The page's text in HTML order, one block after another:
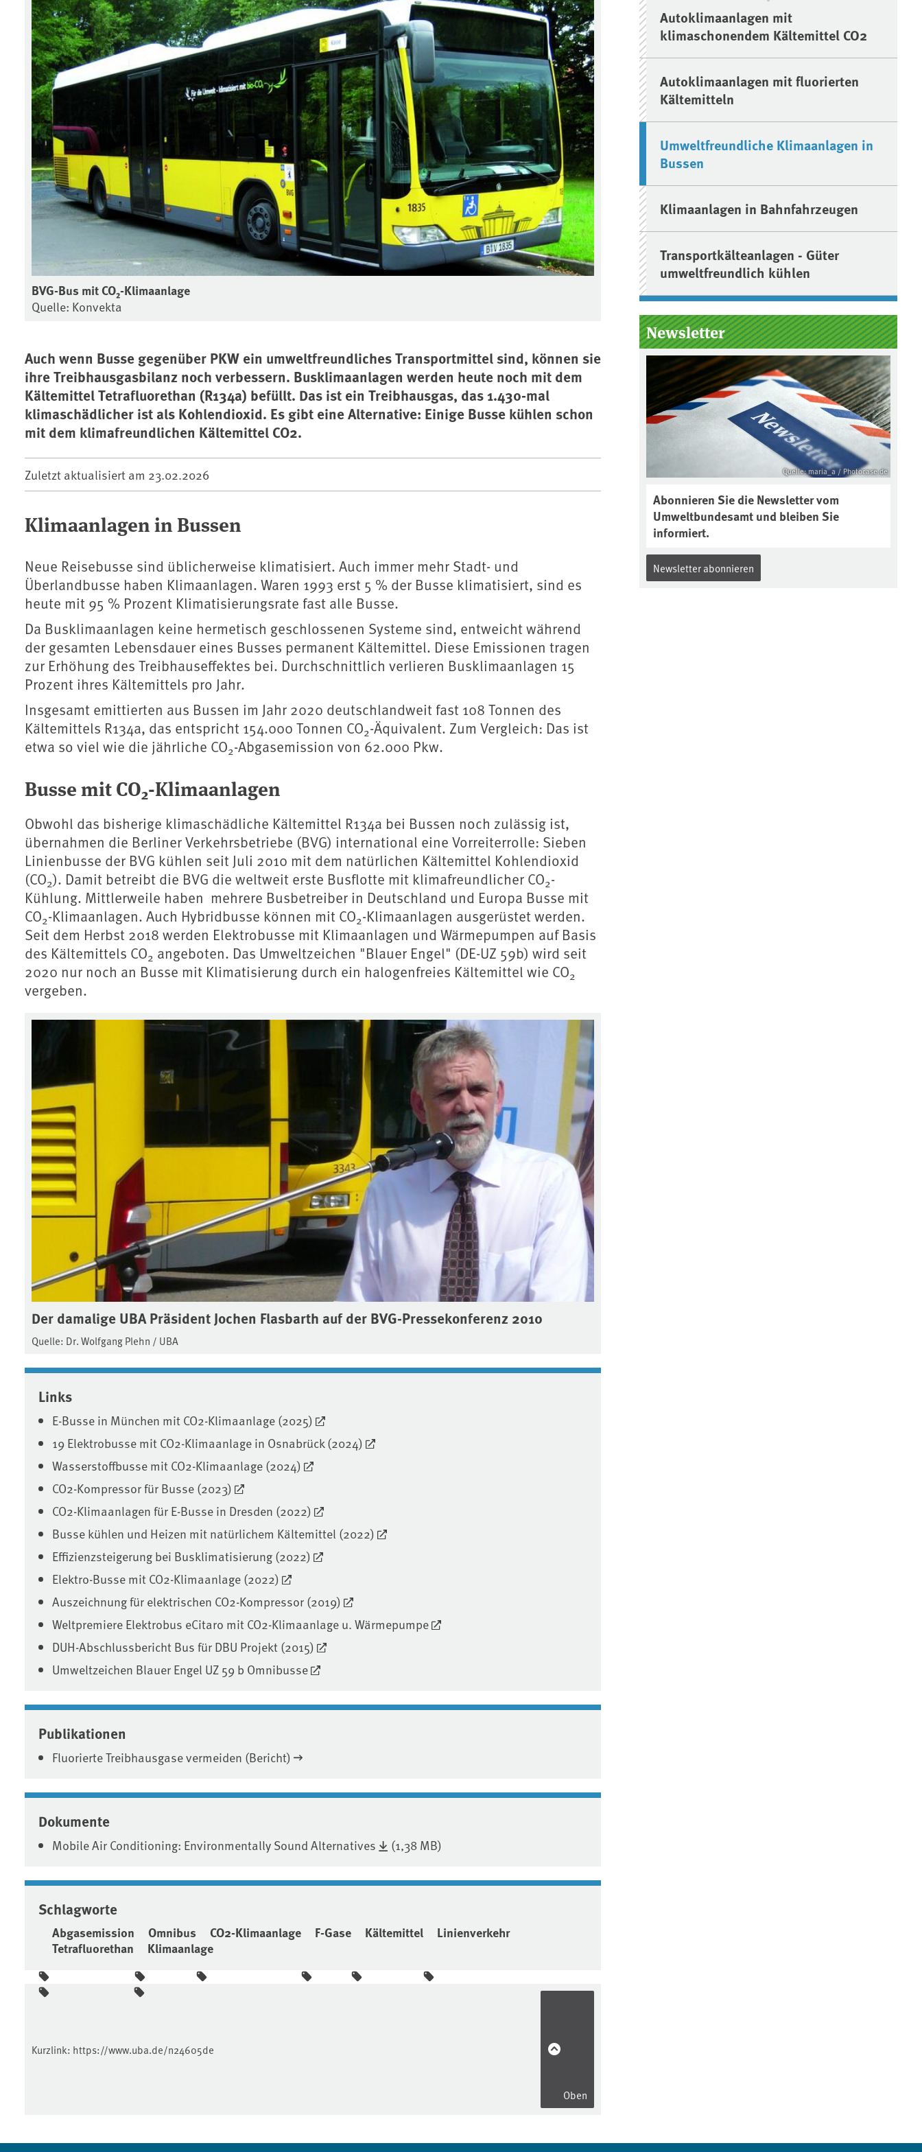
BVG-Bus mit CO₂-Klimaanlage
Quelle: Konvekta
Auch wenn Busse gegenüber PKW ein umweltfreundliches Transportmittel sind, können sie
ihre Treibhausgasbilanz noch verbessern. Busklimaanlagen werden heute noch mit dem
Kältemittel Tetrafluorethan (R134a) befüllt. Das ist ein Treibhausgas, das 1.430-mal
klimaschädlicher ist als Kohlendioxid. Es gibt eine Alternative: Einige Busse kühlen schon
mit dem klimafreundlichen Kältemittel CO2.
Zuletzt aktualisiert am 23.02.2026
Klimaanlagen in Bussen
Neue Reisebusse sind üblicherweise klimatisiert. Auch immer mehr Stadt- und
Überlandbusse haben Klimaanlagen. Waren 1993 erst 5 % der Busse klimatisiert, sind es
heute mit 95 % Prozent Klimatisierungsrate fast alle Busse.
Da Busklimaanlagen keine hermetisch geschlossenen Systeme sind, entweicht während
der gesamten Lebensdauer eines Busses permanent Kältemittel. Diese Emissionen tragen
zur Erhöhung des Treibhauseffektes bei. Durchschnittlich verlieren Busklimaanlagen 15
Prozent ihres Kältemittels pro Jahr.
Insgesamt emittierten aus Bussen im Jahr 2020 deutschlandweit fast 108 Tonnen des
Kältemittels R134a, das entspricht 154.000 Tonnen CO2-Äquivalent. Zum Vergleich: Das ist
etwa so viel wie die jährliche CO2-Abgasemission von 62.000 Pkw.
Busse mit CO2-Klimaanlagen
Obwohl das bisherige klimaschädliche Kältemittel R134a bei Bussen noch zulässig ist,
übernahmen die Berliner Verkehrsbetriebe (BVG) international eine Vorreiterrolle: Sieben
Linienbusse der BVG kühlen seit Juli 2010 mit dem natürlichen Kältemittel Kohlendioxid
(CO2). Damit betreibt die BVG die weltweit erste Busflotte mit klimafreundlicher CO2-
Kühlung. Mittlerweile haben mehrere Busbetreiber in Deutschland und Europa Busse mit
CO2-Klimaanlagen. Auch Hybridbusse können mit CO2-Klimaanlagen ausgerüstet werden.
Seit dem Herbst 2018 werden Elektrobusse mit Klimaanlagen und Wärmepumpen auf Basis
des Kältemittels CO2 angeboten. Das Umweltzeichen "Blauer Engel" (DE-UZ 59b) wird seit
2020 nur noch an Busse mit Klimatisierung durch ein halogenfreies Kältemittel wie CO2
vergeben.
Der damalige UBA Präsident Jochen Flasbarth auf der BVG-Pressekonferenz 2010
Quelle: Dr. Wolfgang Plehn / UBA
Associated content
Links
E-Busse in München mit CO2-Klimaanlage (2025)
19 Elektrobusse mit CO2-Klimaanlage in Osnabrück (2024)
Wasserstoffbusse mit CO2-Klimaanlage (2024)
CO2-Kompressor für Busse (2023)
CO2-Klimaanlagen für E-Busse in Dresden (2022)
Busse kühlen und Heizen mit natürlichem Kältemittel (2022)
Effizienzsteigerung bei Busklimatisierung (2022)
Elektro-Busse mit CO2-Klimaanlage (2022)
Auszeichnung für elektrischen CO2-Kompressor (2019)
Weltpremiere Elektrobus eCitaro mit CO2-Klimaanlage u. Wärmepumpe
DUH-Abschlussbericht Bus für DBU Projekt (2015)
Umweltzeichen Blauer Engel UZ 59 b Omnibusse
Publikationen
Fluorierte Treibhausgase vermeiden (Bericht)
Dokumente
Mobile Air Conditioning: Environmentally Sound Alternatives (1,38 MB)
Schlagworte
Abgasemission Omnibus CO2-Klimaanlage F-Gase Kältemittel
Linienverkehr
Tetrafluorethan
Klimaanlage
Autoklimaanlagen mit
klimaschonendem Kältemittel CO2
Autoklimaanlagen mit fluorierten
Kältemitteln
Umweltfreundliche Klimaanlagen in
Bussen
Klimaanlagen in Bahnfahrzeugen
Transportkälteanlagen - Güter
umweltfreundlich kühlen
Newsletter
Quelle: maria_a / Photocase.de
Abonnieren Sie die Newsletter vom
Umweltbundesamt und bleiben Sie
informiert.
Newsletter abonnieren
Kurzlink: https://www.uba.de/n24605de
Oben